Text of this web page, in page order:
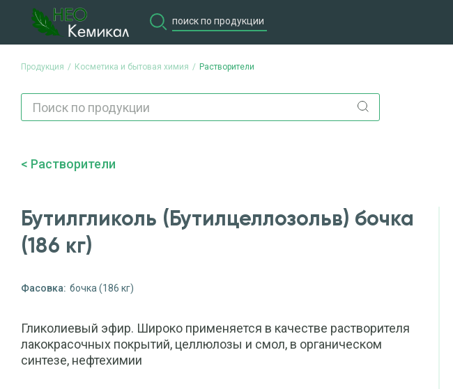
Продукция Косметика и бытовая химия Растворители
Растворители
Бутилгликоль (Бутилцеллозольв) бочка
(186 кг)
Фасовка: бочка (186 кг)
Гликолиевый эфир. Широко применяется в качестве растворителя
лакокрасочных покрытий, целлюлозы и смол, в органическом
синтезе, нефтехимии